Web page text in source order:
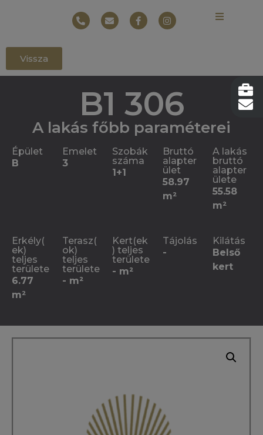
Vissza
B1 306
A lakás főbb paraméterei
Épület
B
Emelet
3
Szobák
száma
1+1
Bruttó
alapter
ület
58.97
m²
A lakás
bruttó
alapter
ülete
55.58
m²
Erkély(
ek)
teljes
területe
6.77
m²
Terasz(
ok)
teljes
területe
- m²
Kert(ek
) teljes
területe
- m²
Tájolás
-
Kilátás
Belső
kert